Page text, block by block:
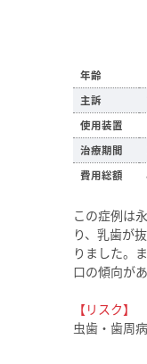
年齢
主訴
使用装置
治療期間
費用総額
この症例は
り、乳歯が
りました。
口の傾向が
【リスク】
虫歯・歯周